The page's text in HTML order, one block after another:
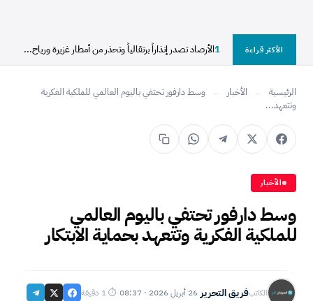
الأكثر قراءة 1الأرصاد تصدر إنذاراً برتقالياً وتحذر من أمطار غزيرة ورياح...
الرئيسية ← الأخبار ←
وسط دارفور تحتفي باليوم العالمي للملكية الفكرية
وتتعهد...
الأخبار
وسط دارفور تحتفي باليوم العالمي
للملكية الفكرية وتتعهد بحماية الابتكار
الكاتبفريق التحرير·26 أبريل 2026 · 08:37 ·⏱ 1 دقيقة